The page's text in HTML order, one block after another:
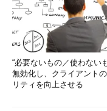
“必要ないもの／使わない
無効化し、クライアント
リティを向上させる